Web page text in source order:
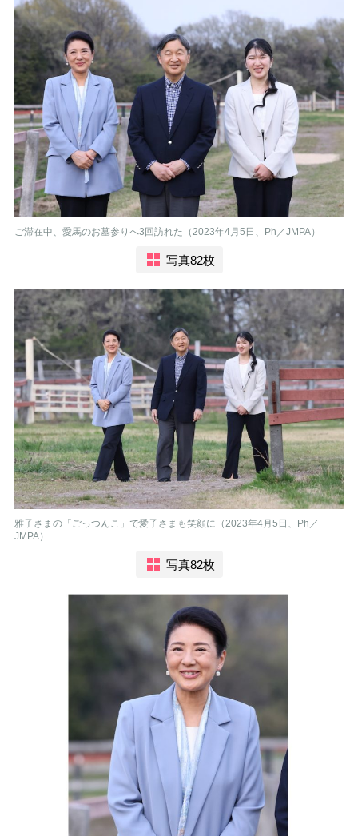
ご滞在中、愛馬のお墓参りへ3回訪れた（2023年4月5日、Ph／JMPA）
写真82枚
雅子さまの「ごっつんこ」で愛子さまも笑顔に（2023年4月5日、Ph／
JMPA）
写真82枚